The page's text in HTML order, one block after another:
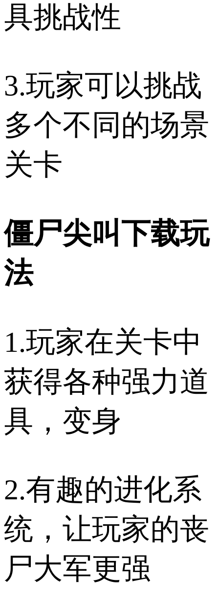
具挑战性
3.玩家可以挑战
多个不同的场景
关卡
僵尸尖叫下载玩
法
1.玩家在关卡中
获得各种强力道
具，变身
2.有趣的进化系
统，让玩家的丧
尸大军更强